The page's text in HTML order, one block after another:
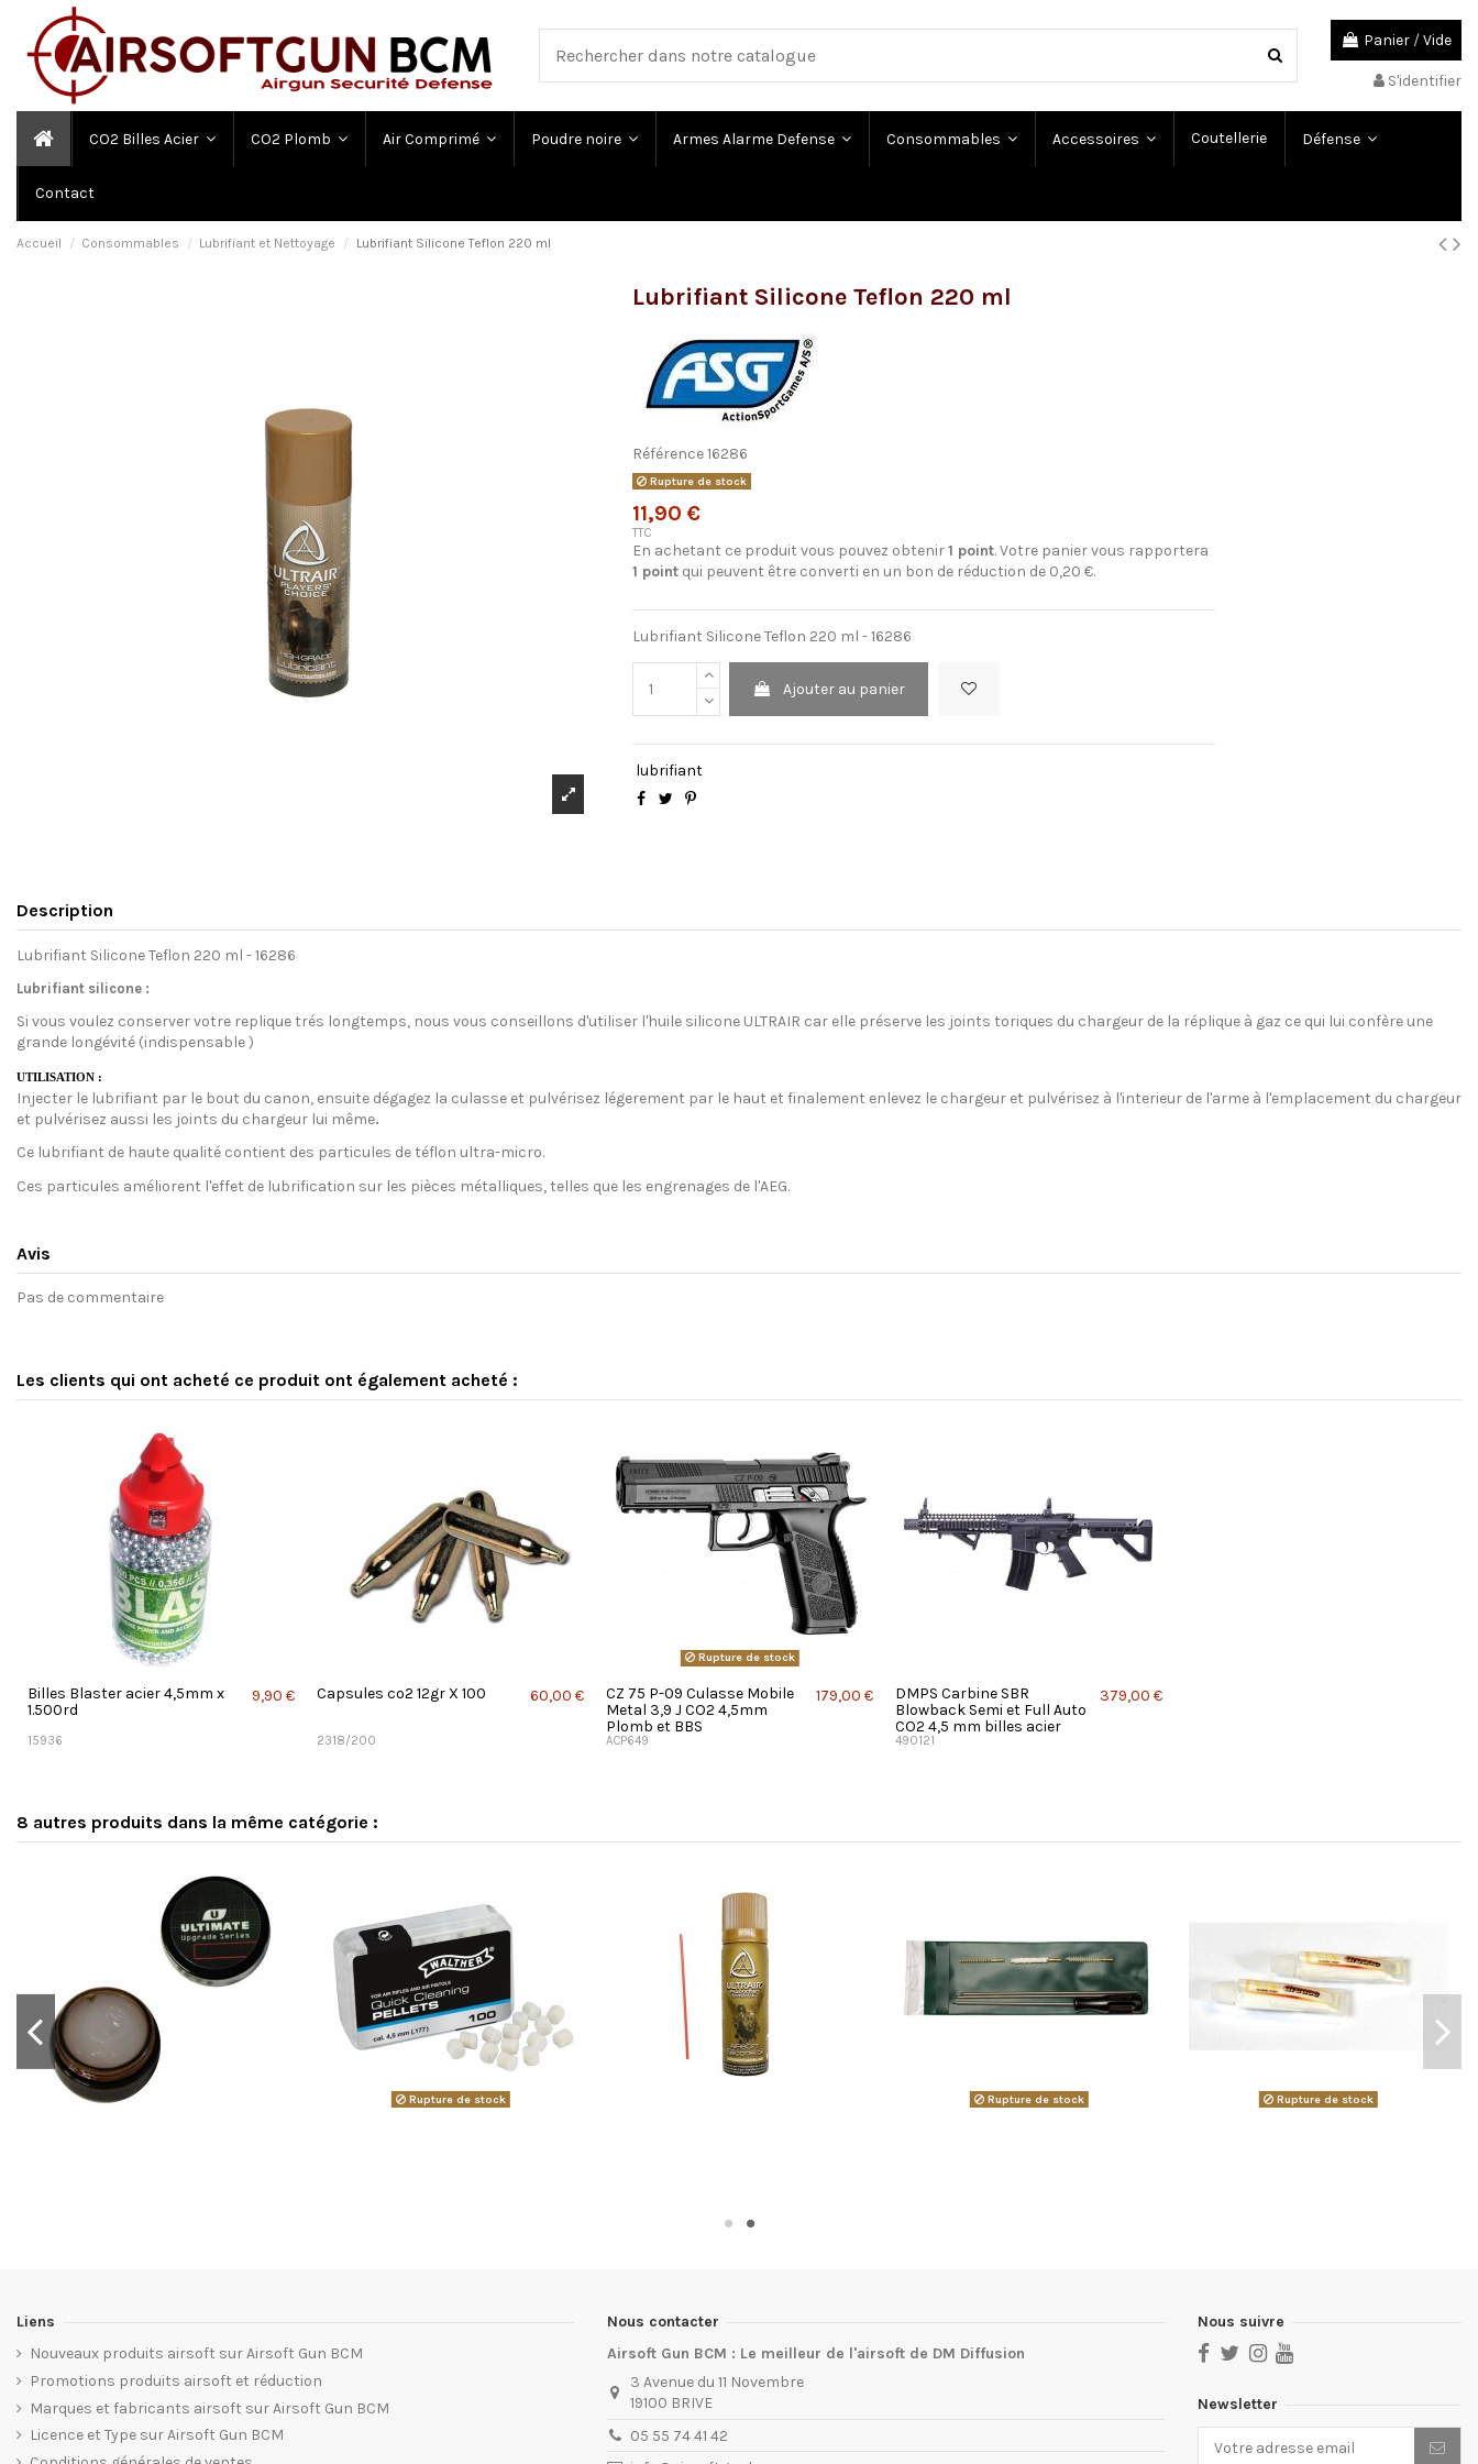
Panier /Vide
S'identifier
CO2 Billes Acier CO2 Plomb Air Comprimé Poudre noire Armes Alarme Defense Consommables Accessoires Coutellerie Défense
Contact
Accueil Consommables Lubrifiant et Nettoyage Lubrifiant Silicone Teflon 220 ml
Lubrifiant Silicone Teflon 220 ml
Référence16286
Rupture de stock
11,90 €
TTC
En achetant ce produit vous pouvez obtenir1 point. Votre panier vous rapportera
1 point qui peuvent être converti en un bon de réduction de 0,20 €.
Lubrifiant Silicone Teflon 220 ml - 16286
Ajouter au panier
lubrifiant
Description
Lubrifiant Silicone Teflon 220 ml - 16286
Lubrifiant silicone :
Si vous voulez conserver votre replique trés longtemps, nous vous conseillons d'utiliser l'huile silicone ULTRAIR car elle préserve les joints toriques du chargeur de la réplique à gaz ce qui lui confère une
grande longévité (indispensable )
UTILISATION :
Injecter le lubrifiant par le bout du canon, ensuite dégagez la culasse et pulvérisez légerement par le haut et finalement enlevez le chargeur et pulvérisez à l'interieur de l'arme à l'emplacement du chargeur
et pulvérisez aussi les joints du chargeur lui même.
Ce lubrifiant de haute qualité contient des particules de téflon ultra-micro.
Ces particules améliorent l'effet de lubrification sur les pièces métalliques, telles que les engrenages de l'AEG.
Avis
Pas de commentaire
Les clients qui ont acheté ce produit ont également acheté :
Billes Blaster acier 4,5mm x
1.500rd
15936
9,90 € Capsules co2 12gr X 100
2318/200
60,00 €
Rupture de stock
CZ 75 P-09 Culasse Mobile
Metal 3,9 J CO2 4,5mm
Plomb et BBS
ACP649
179,00 €
DMPS Carbine SBR
Blowback Semi et Full Auto
CO2 4,5 mm billes acier
490121
379,00 €
8 autres produits dans la même catégorie :
Rupture de stock Rupture de stock Rupture de stock
Liens
Nouveaux produits airsoft sur Airsoft Gun BCM
Promotions produits airsoft et réduction
Marques et fabricants airsoft sur Airsoft Gun BCM
Licence et Type sur Airsoft Gun BCM
Nous contacter
Airsoft Gun BCM : Le meilleur de l'airsoft de DM Diffusion
3 Avenue du 11 Novembre
19100 BRIVE
05 55 74 41 42
Nous suivre
Newsletter